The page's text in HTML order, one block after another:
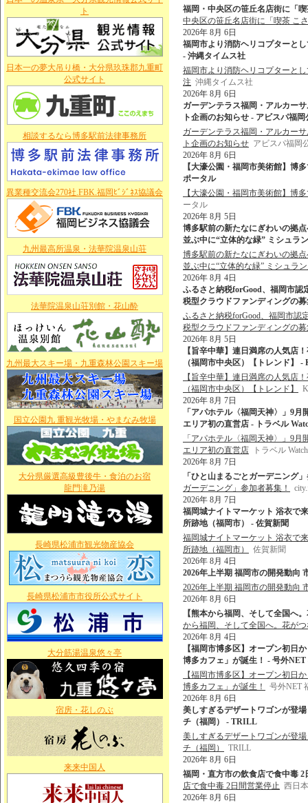
ト
日本一の夢大吊り橋・大分県玖珠郡九重町
公式サイト
相談するなら博多駅前法律事務所
異業種交流会270社.FBK.福岡ﾋﾞｼﾞﾈｽ協議会
九州最高所温泉・法華院温泉山荘
法華院温泉山荘別館・花山酔
九州最大スキー場・九重森林公園スキー場
国立公園九 重観光牧場・やまなみ牧場
大分県厳選高級豊後牛・食泊のお宿
龍門滝乃湯
長崎県松浦市観光物産協会
長崎県松浦市市役所公式サイト
大分筋湯温泉悠々亭
宿房・花しのぶ
来来中国人
福岡・中央区の笹丘名店街に「
中央区の笹丘名店街に「喫茶 こ
2026年 8月 6日
福岡市より消防ヘリコプターと
- 沖縄タイムス社
福岡市より消防ヘリコプターと
注 沖縄タイムス社
2026年 8月 6日
ガーデンテラス福岡・アルカー
ト企画のお知らせ - アビスパ福
ガーデンテラス福岡・アルカー
ト企画のお知らせ アビスパ福岡
2026年 8月 6日
【大濠公園・福岡市美術館】博
ポータル
【大濠公園・福岡市美術館】博
ータル
2026年 8月 5日
博多駅前の新たなにぎわいの拠
並ぶ中に“立体的な緑” ミシュラ
博多駅前の新たなにぎわいの拠
並ぶ中に“立体的な緑” ミシュラ
2026年 8月 4日
ふるさと納税forGood、福岡市認
税型クラウドファンディングの
ふるさと納税forGood、福岡市認
税型クラウドファンディングの
2026年 8月 5日
【旨辛中華】連日満席の人気店
（福岡市中央区）【トレンド】
【旨辛中華】連日満席の人気店
（福岡市中央区）【トレンド】
2026年 8月 7日
「アパホテル〈福岡天神〉」9
エリア初の直営店 - トラベル
「アパホテル〈福岡天神〉」9
エリア初の直営店
トラベル Watch
2026年 8月 7日
「ひと山まるごとガーデニング
ガーデニング」参加者募集！
2026年 8月 7日
福岡城ナイトマーケット 浴衣で
所跡地（福岡市） - 佐賀新聞
福岡城ナイトマーケット 浴衣で
所跡地（福岡市）
佐賀新聞
2026年 8月 4日
2026年上半期 福岡市の開発動向
2026年上半期 福岡市の開発動向
2026年 8月 6日
【熊本から福岡、そして全国へ
から福岡、そして全国へ。花が
2026年 8月 4日
【福岡市博多区】オープン初日
博多カフェ」が誕生！ - 号外
【福岡市博多区】オープン初日
博多カフェ」が誕生！
号外NET
2026年 8月 6日
美しすぎるデザートワゴンが登
チ（福岡） - TRILL
美しすぎるデザートワゴンが登
チ（福岡）
TRILL
2026年 8月 6日
福岡・直方市の飲食店で食中毒 2
店で食中毒 2日間営業停止 西日
2026年 8月 6日